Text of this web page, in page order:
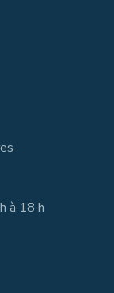
à 18 h